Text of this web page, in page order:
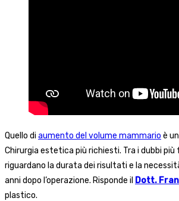
Quello di aumento del volume mammario è
Chirurgia estetica più richiesti. Tra i dubbi più
riguardano la durata dei risultati e la
anni dopo l’operazione. Risponde il Dott.
plastico.